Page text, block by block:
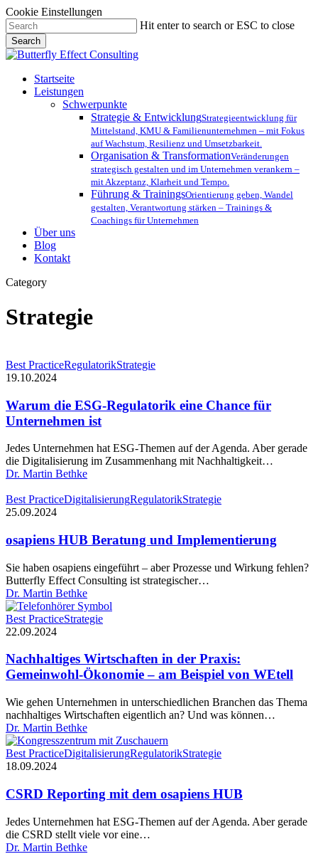
Cookie Einstellungen
Skip
to
main
content
Hit enter to search or ESC to close
Search
Close
Menu
Startseite
Leistungen
Schwerpunkte
Strategie & EntwicklungStrategieentwicklung für
Mittelstand, KMU & Familienunternehmen – mit Fokus
auf Wachstum, Resilienz und Umsetzbarkeit.
Organisation & TransformationVeränderungen
strategisch gestalten und im Unternehmen verankern –
mit Akzeptanz, Klarheit und Tempo.
Führung & TrainingsOrientierung geben, Wandel
gestalten, Verantwortung stärken – Trainings &
Coachings für Unternehmen
Über uns
Blog
Kontakt
Category
Strategie
Warum
die
Regulatorik
eine
Chance
Unternehmen
ist
Best PracticeRegulatorikStrategie
19.10.2024
Warum die ESG-Regulatorik eine Chance für
Unternehmen ist
Jedes Unternehmen hat ESG-Themen auf der Agenda. Aber gerade
die Digitalisierung im Zusammenhang mit Nachhaltigkeit…
Dr. Martin Bethke
osapiens
HUB
und
Implementierung
Best PracticeDigitalisierungRegulatorikStrategie
25.09.2024
osapiens HUB Beratung und Implementierung
Sie haben osapiens eingeführt – aber Prozesse und Wirkung fehlen?
Butterfly Effect Consulting ist strategischer…
Dr. Martin Bethke
Nachhaltiges
Wirtschaften
der
Praxis:
Gemeinwohl-
–
am
Beispiel
von
WEtell
Best PracticeStrategie
22.09.2024
Nachhaltiges Wirtschaften in der Praxis:
Gemeinwohl-Ökonomie – am Beispiel von WEtell
Wie gehen Unternehmen in unterschiedlichen Branchen das Thema
nachhaltiges Wirtschaften eigentlich an? Und was können…
Dr. Martin Bethke
CSRD
Reporting
dem
osapiens
HUB
Best PracticeDigitalisierungRegulatorikStrategie
18.09.2024
CSRD Reporting mit dem osapiens HUB
Jedes Unternehmen hat ESG-Themen auf der Agenda. Aber gerade
die CSRD stellt viele vor eine…
Dr. Martin Bethke